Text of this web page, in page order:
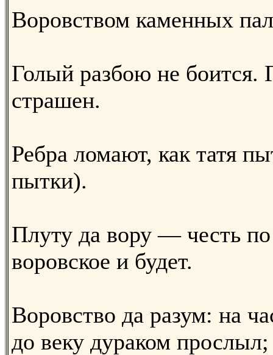
Воровством каменных
Голый разбою не боится.
страшен.
Ребра ломают, как татя
пытки).
Плуту да вору — честь
воровское и будет.
Воровство да разум: на
до веку дураком